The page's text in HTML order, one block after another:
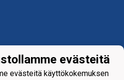
evästeitä
evästeitä käyttökokemuksen